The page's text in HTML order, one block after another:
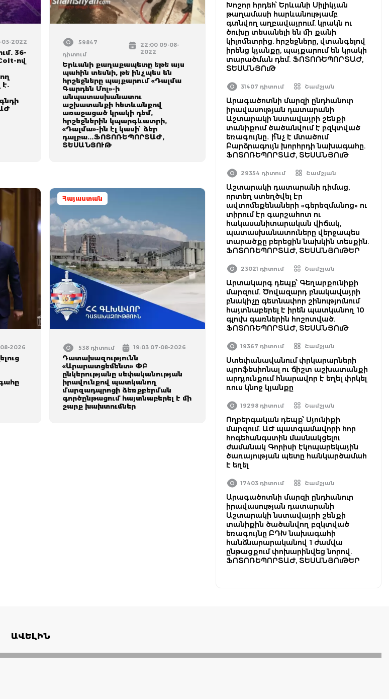
03-2022
36–
ով
է.
59847
դիտում
22:00 09-08-
2022
Երևանի քաղաքապետը եթե այս
պահին տեսնի, թե ինչպես են
հրշեջները պայքարում «Դալմա
Գարդեն Մոլ»-ի
անպատասխանատու
աշխատանքի հետևանքով
առաջացած կրակի դեմ,
հրշեջներին կպարգևատրի,
«Դալմա»-ին էլ կասի՝ ձեր
դալբա...ՖՈՏՈՌԵՊՈՐՏԱԺ,
ՏԵՍԱՆՅՈՒԹ
08-2026
Հայաստան
538 դիտում 19:03 07-08-2026
Դատախազությունն
«Արարատցեմենտ» ՓԲ
ընկերությանը սեփականության
իրավունքով պատկանող
մարզադպրոցի ձեռքբերման
գործընթացում հայտնաբերել է մի
շարք խախտումներ
Խոշոր հրդեհ՝ Երևանի Սիլիկյան
թաղամասի հարևանությամբ
գտնվող աղբավայրում. կրակն ու
ծուխը տեսանելի են մի քանի
կիլոմետրից. հրշեջները, վտանգելով
իրենց կյանքը, պայքարում են կրակի
տարածման դեմ. ՖՈՏՈՌԵՊՈՐՏԱԺ,
ՏԵՍԱՆՅՈւԹ
31407 դիտում Շամշյան
Արագածոտնի մարզի ընդհանուր
իրավասության դատարանի
Աշտարակի նստավայրի շենքի
տանիքում ծածանվում է բզկտված
եռագույնը․ ի՞նչ է մտածում
Բարձրագույն խորհրդի նախագահը.
ՖՈՏՈՌԵՊՈՐՏԱԺ, ՏԵՍԱՆՅՈւԹ
29354 դիտում Շամշյան
Աշտարակի դատարանի դիմաց,
որտեղ ստեղծվել էր
ավտոմեքենաների «գերեզմանոց» ու
տիրում էր գարշահոտ ու
հակասանիտարական վիճակ,
պատասխանատուները վերջապես
տարածքը բերեցին նախկին տեսքին.
ՖՈՏՈՌԵՊՈՐՏԱԺ, ՏԵՍԱՆՅՈւԹԵՐ
23021 դիտում Շամշյան
Արտակարգ դեպք՝ Գեղարքունիքի
մարզում. Ծովազարդ բնակավայրի
բնակիչը գետնափոր շինությունում
հայտնաբերել է իրեն պատկանող 10
գլուխ գառներին հոշոտված.
ՖՈՏՈՌԵՊՈՐՏԱԺ, ՏԵՍԱՆՅՈւԹ
19367 դիտում Շամշյան
Ստեփանավանում փրկարարների
պրոֆեսիոնալ ու ճիշտ աշխատանքի
արդյունքում հնարավոր է եղել փրկել
ռուս կնոջ կյանքը
19298 դիտում Շամշյան
Ողբերգական դեպք՝ Սյունիքի
մարզում. ԱԺ պատգամավորի հոր
հոգեհանգստին մասնակցելու
ժամանակ Գորիսի էկոպարեկային
ծառայության պետը հանկարծամահ
է եղել
17403 դիտում Շամշյան
Արագածոտնի մարզի ընդհանուր
իրավասության դատարանի
Աշտարակի նստավայրի շենքի
տանիքին ծածանվող բզկտված
եռագույնը ԲԴԽ նախագահի
հանձնարարականով 1 ժամվա
ընթացքում փոխարինվեց նորով.
ՖՈՏՈՌԵՊՈՐՏԱԺ, ՏԵՍԱՆՅՈւԹԵՐ
ԱՎԵԼԻՆ